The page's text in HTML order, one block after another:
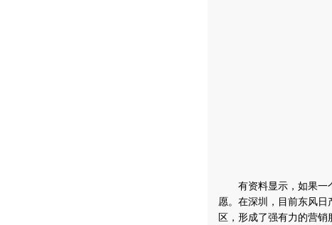
有资料显示，如果一个
愿。在深圳，目前东风
区，形成了强有力的营